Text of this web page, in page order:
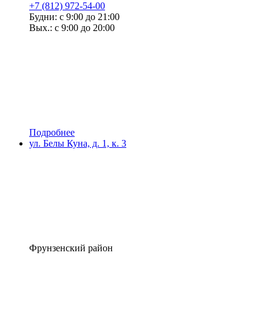
+7 (812) 972-54-00
Будни: с 9:00 до 21:00
Вых.: с 9:00 до 20:00
Подробнее
ул. Белы Куна, д. 1, к. 3
Фрунзенский район